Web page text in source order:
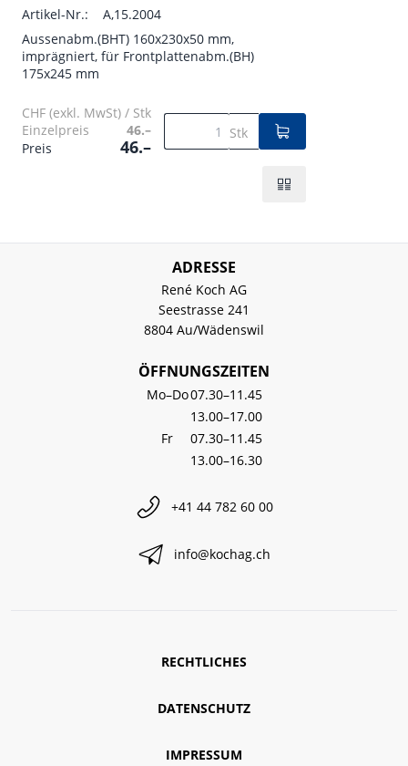
Artikel-Nr.:
A,15.2004
Aussenabm.(BHT) 160x230x50 mm,
imprägniert, für Frontplattenabm.(BH)
175x245 mm
CHF (exkl. MwSt) / Stk
Einzelpreis
46.–
Preis
46.–
Stk
ADRESSE
René Koch AG
Seestrasse 241
8804 Au/Wädenswil
ÖFFNUNGSZEITEN
Mo–Do07.30–11.45
13.00–17.00
Fr
07.30–11.45
13.00–16.30
+41 44 782 60 00
info@kochag.ch
RECHTLICHES
DATENSCHUTZ
IMPRESSUM